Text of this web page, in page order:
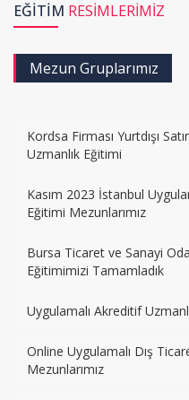
EĞITIM RESIMLERIMIZ
Mezun Gruplarımız
Kordsa Firması Yurtdışı
Uzmanlık Eğitimi
Kasım 2023 İstanbul
Eğitimi Mezunlarımız
Bursa Ticaret ve Sanayi
Eğitimimizi Tamamladık
Uygulamalı Akreditif
Online Uygulamalı Dış
Mezunlarımız